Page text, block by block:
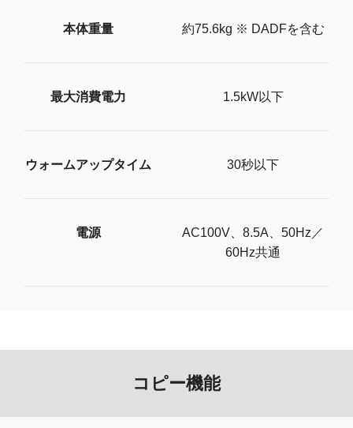
本体重量 約75.6kg ※ DADFを含む
最大消費電力 1.5kW以下
ウォームアップタイム 30秒以下
電源
AC100V、8.5A、50Hz／
60Hz共通
コピー機能